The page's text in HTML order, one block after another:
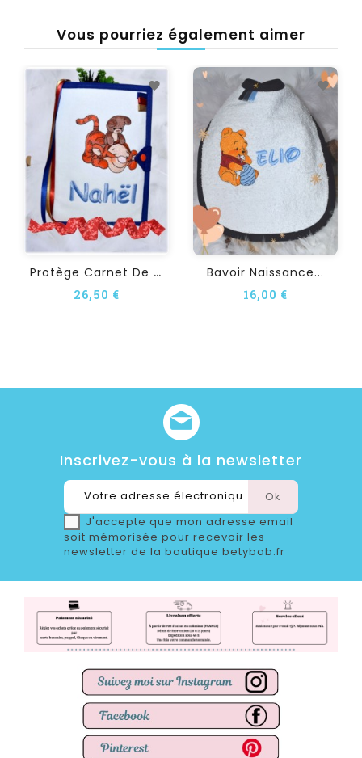
Vous pourriez également aimer
P
Rotège Carnet De Santé...
26,50 €
Bavoir Naissance...
16,00 €
Inscrivez-vous à la newsletter
J'accepte que mon adresse email
soit mémorisée pour recevoir les
newsletter de la boutique betybab.fr